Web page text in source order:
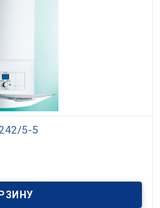
5-5
воды. Модулирующая
до 100%. Встроенное